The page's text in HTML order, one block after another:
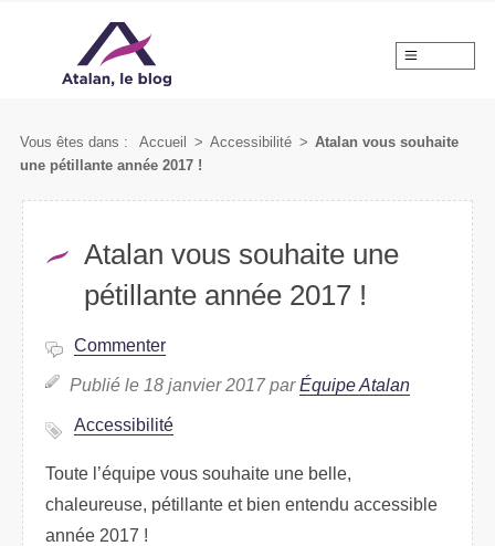
Vous êtes dans : Accueil > Accessibilité > Atalan vous souhaite
une pétillante année 2017 !
Atalan vous souhaite une
pétillante année 2017 !
Commenter
Publié le 18 janvier 2017 parÉquipe Atalan
Accessibilité
Toute l’équipe vous souhaite une belle,
chaleureuse, pétillante et bien entendu accessible
année 2017 !